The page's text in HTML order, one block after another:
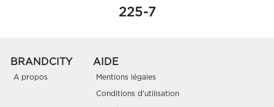
225-7
BRANDCITY
A propos
AIDE
Mentions légales
Conditions d'utilisation